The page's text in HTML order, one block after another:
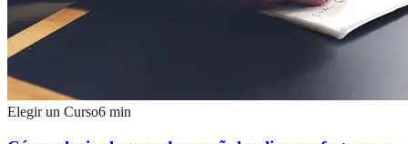
Elegir un Curso6 min